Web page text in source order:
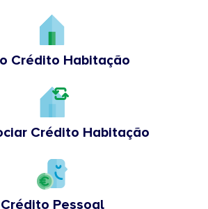
Crédito Habitação
Crédito Habitação
Crédito Pessoal